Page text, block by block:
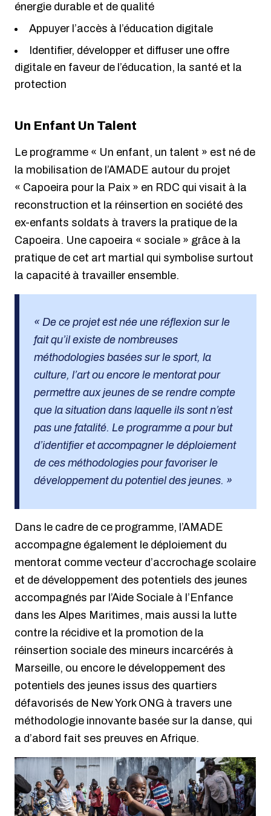
énergie durable et de qualité
Appuyer l’accès à l’éducation digitale
Identifier, développer et diffuser une offre
digitale en faveur de l’éducation, la santé et la
protection
Un Enfant Un Talent
Le programme « Un enfant, un talent » est né de
la mobilisation de l’AMADE autour du projet
« Capoeira pour la Paix » en RDC qui visait à la
reconstruction et la réinsertion en société des
ex-enfants soldats à travers la pratique de la
Capoeira. Une capoeira « sociale » grâce à la
pratique de cet art martial qui symbolise surtout
la capacité à travailler ensemble.
« De ce projet est née une réflexion sur le
fait qu’il existe de nombreuses
méthodologies basées sur le sport, la
culture, l’art ou encore le mentorat pour
permettre aux jeunes de se rendre compte
que la situation dans laquelle ils sont n’est
pas une fatalité. Le programme a pour but
d’identifier et accompagner le déploiement
de ces méthodologies pour favoriser le
développement du potentiel des jeunes. »
Dans le cadre de ce programme, l’AMADE
accompagne également le déploiement du
mentorat comme vecteur d’accrochage scolaire
et de développement des potentiels des jeunes
accompagnés par l’Aide Sociale à l’Enfance
dans les Alpes Maritimes, mais aussi la lutte
contre la récidive et la promotion de la
réinsertion sociale des mineurs incarcérés à
Marseille, ou encore le développement des
potentiels des jeunes issus des quartiers
défavorisés de New York ONG à travers une
méthodologie innovante basée sur la danse, qui
a d’abord fait ses preuves en Afrique.